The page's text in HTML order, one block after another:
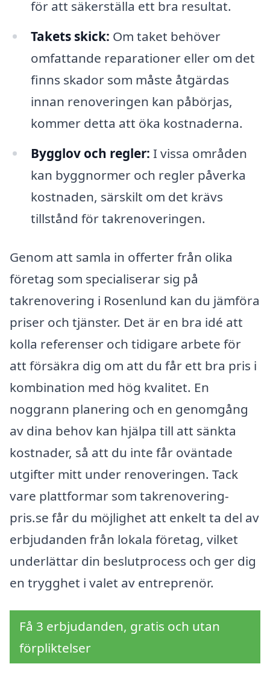
för att säkerställa ett bra resultat.
Takets skick: Om taket behöver
omfattande reparationer eller om det
finns skador som måste åtgärdas
innan renoveringen kan påbörjas,
kommer detta att öka kostnaderna.
Bygglov och regler: I vissa områden
kan byggnormer och regler påverka
kostnaden, särskilt om det krävs
tillstånd för takrenoveringen.
Genom att samla in offerter från olika
företag som specialiserar sig på
takrenovering i Rosenlund kan du jämföra
priser och tjänster. Det är en bra idé att
kolla referenser och tidigare arbete för
att försäkra dig om att du får ett bra pris i
kombination med hög kvalitet. En
noggrann planering och en genomgång
av dina behov kan hjälpa till att sänkta
kostnader, så att du inte får oväntade
utgifter mitt under renoveringen. Tack
vare plattformar som takrenovering-
pris.se får du möjlighet att enkelt ta del av
erbjudanden från lokala företag, vilket
underlättar din beslutprocess och ger dig
en trygghet i valet av entreprenör.
Få 3 erbjudanden, gratis och utan
förpliktelser